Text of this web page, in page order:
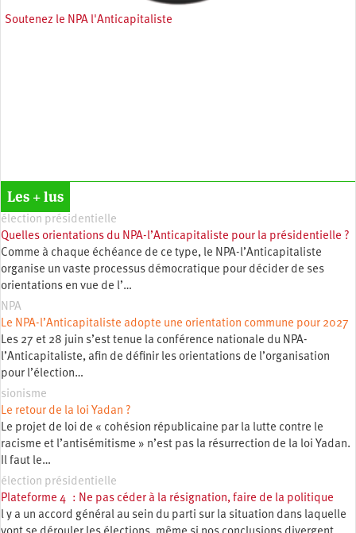
Soutenez le NPA l'Anticapitaliste
Les + lus
élection présidentielle
Quelles orientations du NPA-l’Anticapitaliste pour la présidentielle ?
Comme à chaque échéance de ce type, le NPA-l’Anticapitaliste
organise un vaste processus démocratique pour décider de ses
orientations en vue de l’…
NPA
Le NPA-l’Anticapitaliste adopte une orientation commune pour 2027
Les 27 et 28 juin s’est tenue la conférence nationale du NPA-
l’Anticapitaliste, afin de définir les orientations de l’organisation
pour l’élection…
sionisme
Le retour de la loi Yadan ?
Le projet de loi de « cohésion républicaine par la lutte contre le
racisme et l’antisémitisme » n’est pas la résurrection de la loi Yadan.
Il faut le…
élection présidentielle
Plateforme 4 : Ne pas céder à la résignation, faire de la politique
l y a un accord général au sein du parti sur la situation dans laquelle